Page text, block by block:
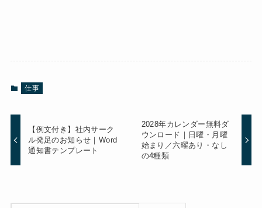
仕事
【例文付き】社内サーク
ル発足のお知らせ｜Word
通知書テンプレート
2028年カレンダー無料ダ
ウンロード｜日曜・月曜
始まり／六曜あり・なし
の4種類